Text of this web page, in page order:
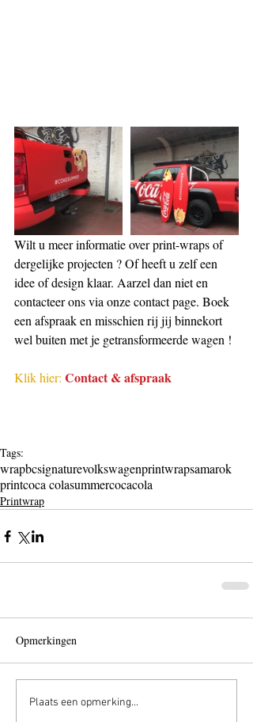
Wilt u meer informatie over print-wraps of
dergelijke projecten ? Of heeft u zelf een
idee of design klaar. Aarzel dan niet en
contacteer ons via onze contact page. Boek
een afspraak en misschien rij jij binnekort
wel buiten met je getransformeerde wagen !
Klik hier: Contact & afspraak
Tags:
wrapbcsignaturevolkswagenprintwrapsamarok
printcoca colasummercocacola
Printwrap
Opmerkingen
Plaats een opmerking...